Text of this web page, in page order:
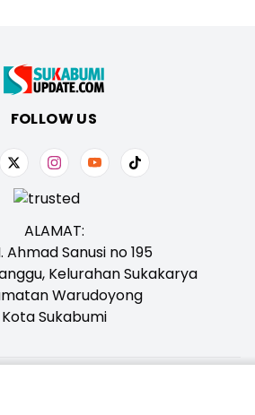
FOLLOW US
ALAMAT:
Ahmad Sanusi no 195
Kelurahan Sukakarya
Warudoyong
Kota Sukabumi